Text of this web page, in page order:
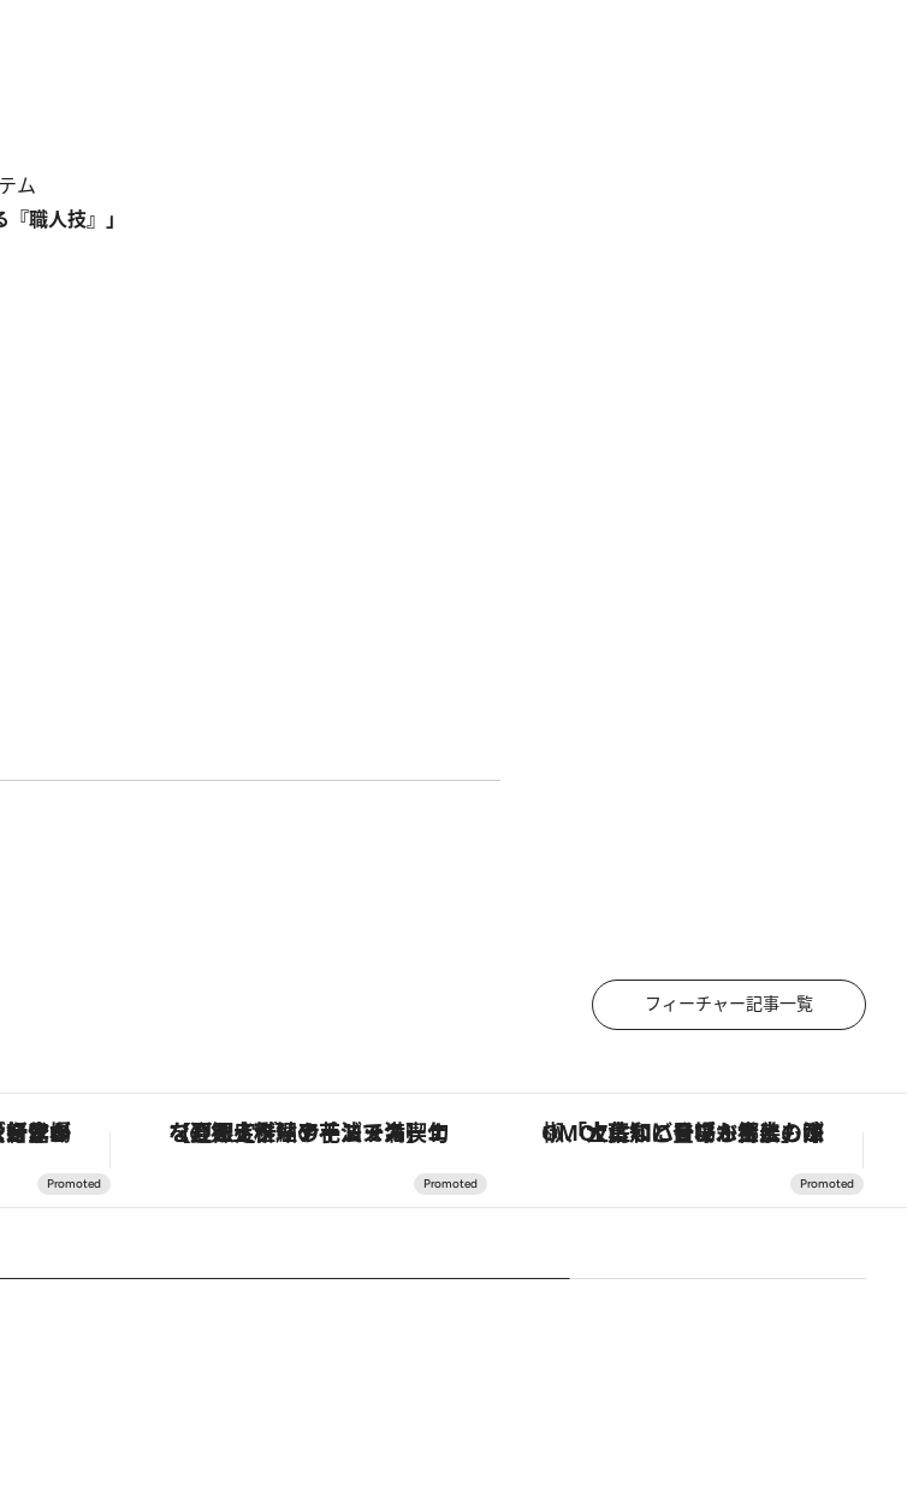
ム
職人技』」
フィーチャー記事一覧
ヴァシュロン・コンスタンタン「オーヴァーシーズ・オートマティック」。旅愛好家のお気に入りコレクションから、ジェンダーレスな新作が登場 【夏限定ディナーコース】旬を迎える稚鮎や花ズッキーニなどをイタリア・トスカーナの郷土料理の手法で満喫！ 「土佐和ハーブかき氷」がOMO7高知に登場！生姜、山椒、大葉など目にも舌にも涼を呼ぶ郷土の味